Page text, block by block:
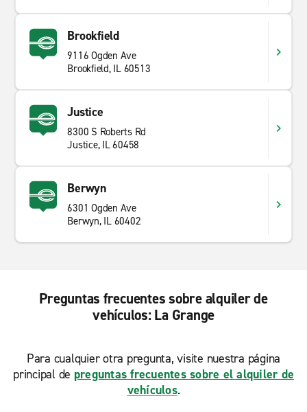
Brookfield
9116 Ogden Ave
Brookfield, IL 60513
Justice
8300 S Roberts Rd
Justice, IL 60458
Berwyn
6301 Ogden Ave
Berwyn, IL 60402
Preguntas frecuentes sobre alquiler de
vehículos: La Grange
Para cualquier otra pregunta, visite nuestra página
principal de preguntas frecuentes sobre el alquiler de
vehículos.